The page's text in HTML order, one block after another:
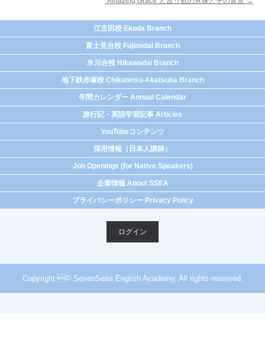
江古田校 Ekoda Branch
富士見台校 Fujimidai Branch
氷川台校 Hikawadai Branch
地下鉄赤塚校 Chikatetsu-Akatsuka Branch
年間カレンダー Annual Calendar
旅行記・英語学習記事 Articles
YouTubeコンテンツ
採用情報（日本人講師）
Job Openings (for Native Speakers)
企業情報 About SSEA
プライバシーポリシー Privacy Policy
ログイン
Copyright © SevenSeas English Academy, All rights reserved.